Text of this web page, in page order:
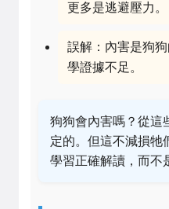
更多是逃避壓力。
誤解：內害是狗
學證據不足。
狗狗會內害嗎？從這
定的。但這不減損牠
學習正確解讀，而不